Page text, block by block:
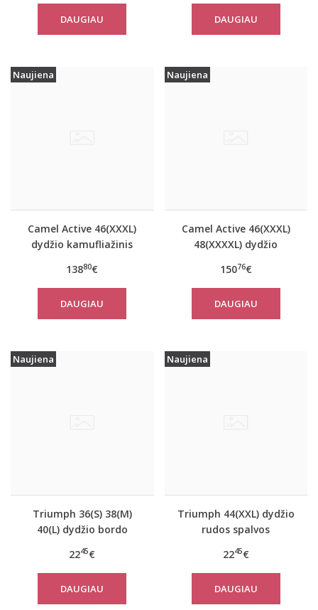
DAUGIAU DAUGIAU
Naujiena
Camel Active 46(XXXL)
dydžio kamufliažinis
310780
13880€
DAUGIAU
Naujiena
Camel Active 46(XXXL)
48(XXXXL) dydžio
spalvos moteriškas
paltas 310760
15076€
DAUGIAU
Naujiena
Triumph 36(S) 38(M)
40(L) dydžio bordo
palaidinė Climate
Control LSL Top Turtle
Neck
2245€
DAUGIAU
Naujiena
Triumph 44(XXL) dydžio
rudos spalvos
Climate Control LSL Top
Turtle Neck
2245€
DAUGIAU